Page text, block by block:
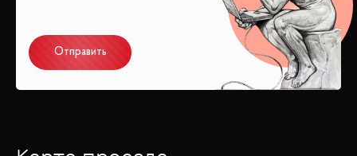
Отправить